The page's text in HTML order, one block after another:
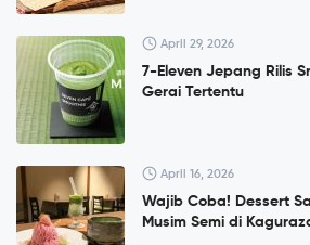
April 29, 2026
7-Eleven Jepang Rilis
Gerai Tertentu
April 16, 2026
Wajib Coba! Dessert
Musim Semi di